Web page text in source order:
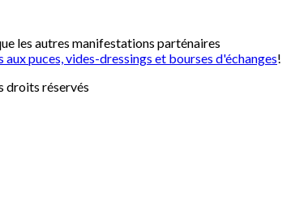
les autres manifestations parténaires
puces, vides-dressings et bourses d'échanges!
droits réservés